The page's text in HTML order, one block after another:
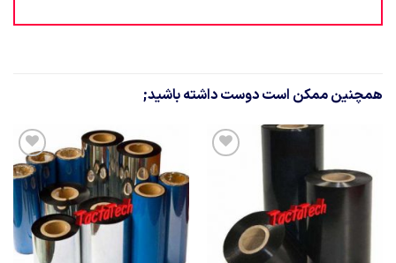
همچنین ممکن است دوست داشته باشید;
مندی
ها
افزودن
به
علاقه
مندی
ها